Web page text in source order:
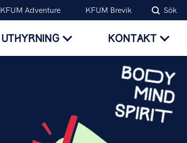
KFUM Adventure KFUM Brevik Sök
UTHYRNING KONTAKT